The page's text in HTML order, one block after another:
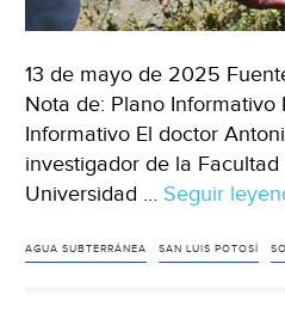
13 de mayo de 2025
Nota de: Plano Informativo
Informativo El doctor
investigador de la
Universidad … Seguir
AGUA SUBTERRÁNEA SAN LUIS POTOSÍ